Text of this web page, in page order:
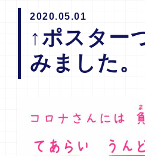
2020.05.01
↑ポスター
みました。